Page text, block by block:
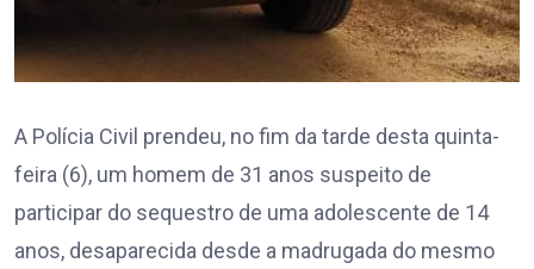
A Polícia Civil prendeu, no fim da tarde desta quinta-
feira (6), um homem de 31 anos suspeito de
participar do sequestro de uma adolescente de 14
anos, desaparecida desde a madrugada do mesmo